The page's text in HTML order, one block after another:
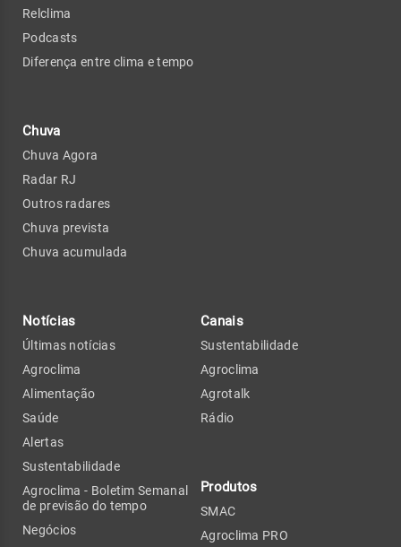
Relclima
Podcasts
Diferença entre clima e tempo
Chuva
Chuva Agora
Radar RJ
Outros radares
Chuva prevista
Chuva acumulada
Notícias
Últimas notícias
Agroclima
Alimentação
Saúde
Alertas
Sustentabilidade
Agroclima - Boletim Semanal
de previsão do tempo
Negócios
Canais
Sustentabilidade
Agroclima
Agrotalk
Rádio
Produtos
SMAC
Agroclima PRO